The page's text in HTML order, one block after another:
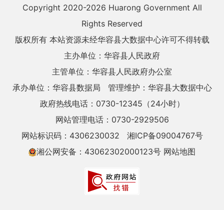
Copyright 2020-2026 Huarong Government All
Rights Reserved
版权所有 本站资源未经华容县大数据中心许可不得转载
主办单位：华容县人民政府
主管单位：华容县人民政府办公室
承办单位：华容县数据局
管理维护：华容县大数据中心
政府热线电话：0730-12345（24小时）
网站管理电话：0730-2929506
网站标识码：4306230032
湘ICP备09004767号
湘公网安备：43062302000123号 网站地图